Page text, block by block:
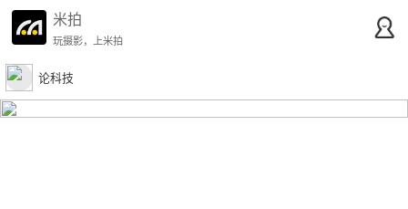
米拍
玩摄影，上米拍
论科技